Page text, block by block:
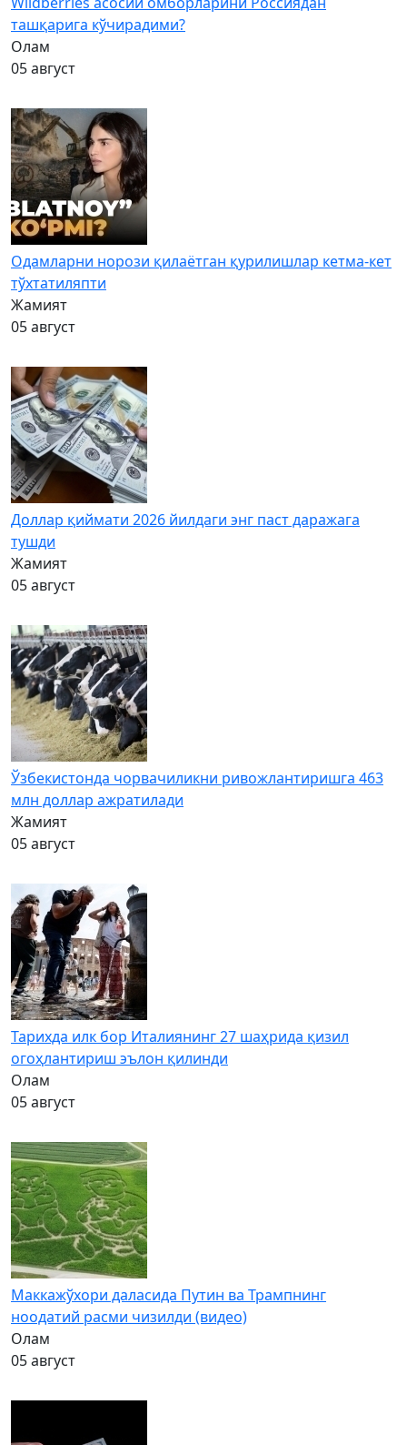
ташқарига кўчирадими?
Олам
05 август
Одамларни норози қилаётган қурилишлар кетма-кет
тўхтатиляпти
Жамият
05 август
Доллар қиймати 2026 йилдаги энг паст даражага
тушди
Жамият
05 август
Ўзбекистонда чорвачиликни ривожлантиришга 463
млн доллар ажратилади
Жамият
05 август
Тарихда илк бор Италиянинг 27 шаҳрида қизил
огоҳлантириш эълон қилинди
Олам
05 август
Маккажўхори даласида Путин ва Трампнинг
ноодатий расми чизилди (видео)
Олам
05 август